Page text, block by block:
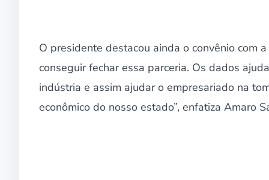
O presidente destacou ainda o convênio com
conseguir fechar essa parceria. Os dados
indústria e assim ajudar o empresariado na
econômico do nosso estado”, enfatiza Amaro